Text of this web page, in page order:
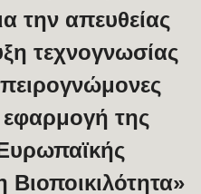
την απευθείας
τεχνογνωσίας
εφαρμογή της
Βιοποικιλότητα»